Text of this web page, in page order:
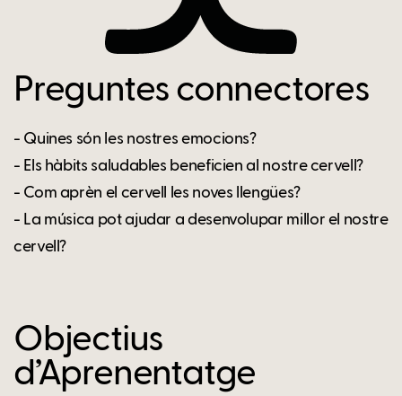
Preguntes connectores
- Quines són les nostres emocions?
- Els hàbits saludables beneficien al nostre cervell?
- Com aprèn el cervell les noves llengües?
- La música pot ajudar a desenvolupar millor el nostre
cervell?
Objectius
d’Aprenentatge